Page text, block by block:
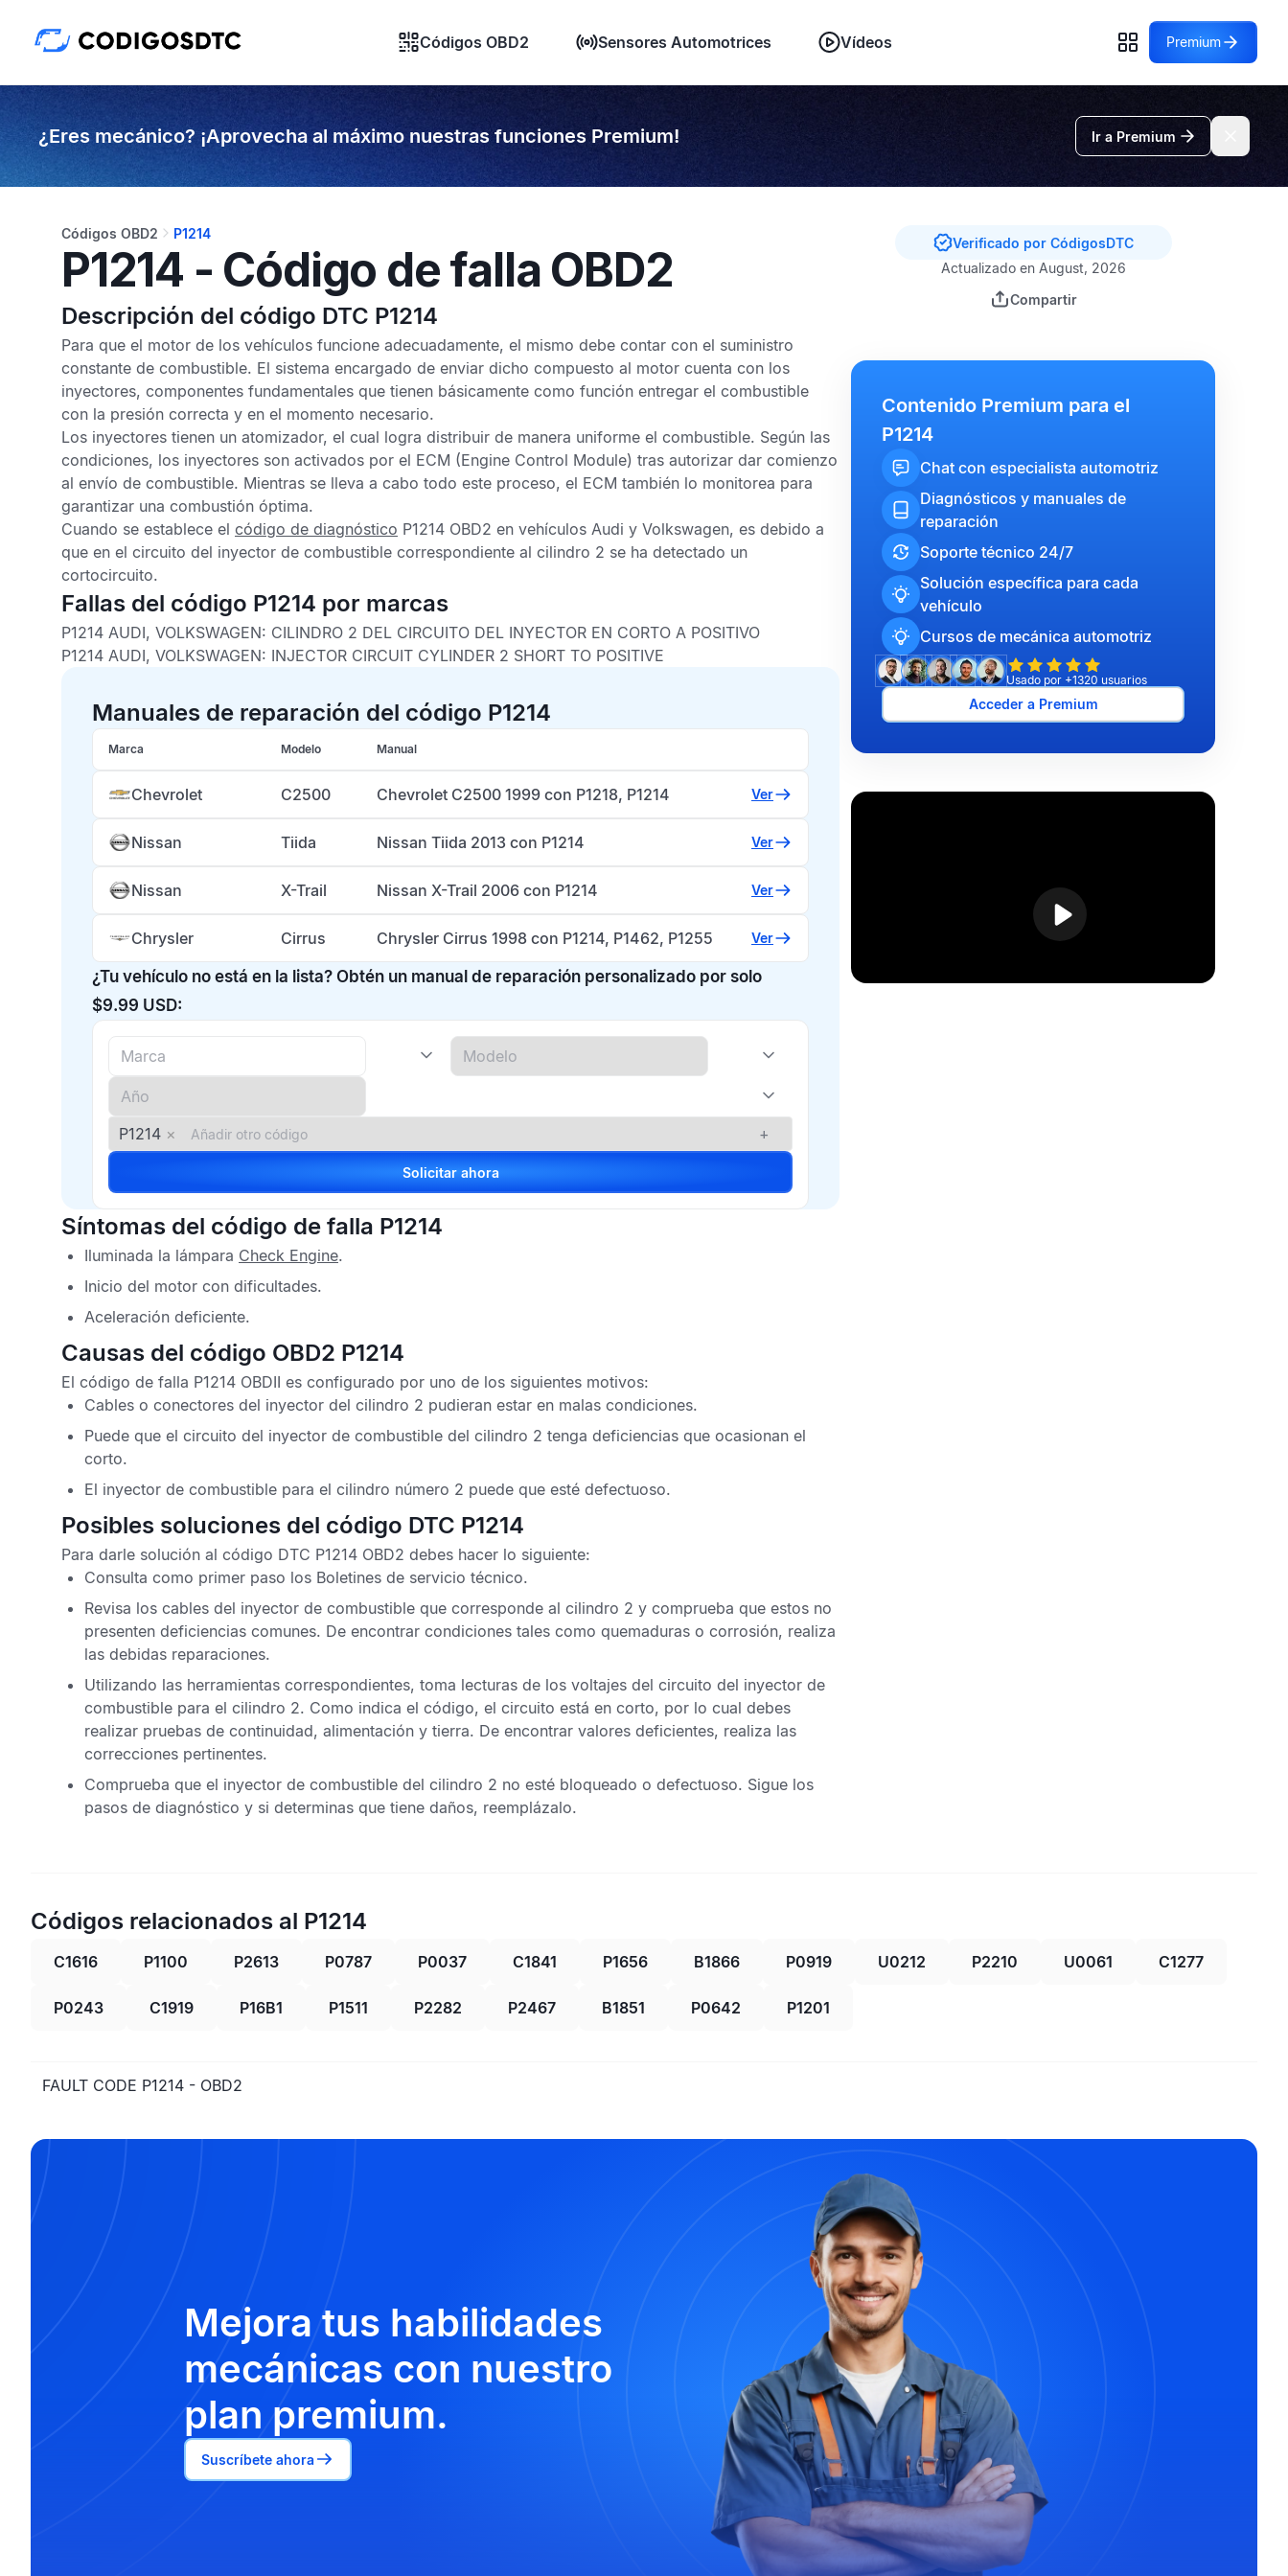
Códigos OBD2 Sensores Automotrices Vídeos Premium
¿Eres mecánico? ¡Aprovecha al máximo nuestras funciones Premium! Ir a Premium
Códigos OBD2 P1214
P1214 - Código de falla OBD2
Descripción del código DTC P1214
Para que el motor de los vehículos funcione adecuadamente, el mismo debe contar con el suministro
constante de combustible. El sistema encargado de enviar dicho compuesto al motor cuenta con los
inyectores, componentes fundamentales que tienen básicamente como función entregar el combustible
con la presión correcta y en el momento necesario.
Los inyectores tienen un atomizador, el cual logra distribuir de manera uniforme el combustible. Según las
condiciones, los inyectores son activados por el ECM (Engine Control Module) tras autorizar dar comienzo
al envío de combustible. Mientras se lleva a cabo todo este proceso, el ECM también lo monitorea para
garantizar una combustión óptima.
Cuando se establece el código de diagnóstico P1214 OBD2 en vehículos Audi y Volkswagen, es debido a
que en el circuito del inyector de combustible correspondiente al cilindro 2 se ha detectado un
cortocircuito.
Fallas del código P1214 por marcas
P1214 AUDI, VOLKSWAGEN: CILINDRO 2 DEL CIRCUITO DEL INYECTOR EN CORTO A POSITIVO
P1214 AUDI, VOLKSWAGEN: INJECTOR CIRCUIT CYLINDER 2 SHORT TO POSITIVE
Manuales de reparación del código P1214
Marca Modelo Manual
Chevrolet C2500 Chevrolet C2500 1999 con P1218, P1214 Ver
Nissan Tiida Nissan Tiida 2013 con P1214 Ver
Nissan X-Trail Nissan X-Trail 2006 con P1214 Ver
Chrysler Cirrus Chrysler Cirrus 1998 con P1214, P1462, P1255 Ver
¿Tu vehículo no está en la lista? Obtén un manual de reparación personalizado por solo
$9.99 USD:
P1214 × +
Solicitar ahora
Síntomas del código de falla P1214
Iluminada la lámpara Check Engine.
Inicio del motor con dificultades.
Aceleración deficiente.
Causas del código OBD2 P1214
El código de falla P1214 OBDII es configurado por uno de los siguientes motivos:
Cables o conectores del inyector del cilindro 2 pudieran estar en malas condiciones.
Puede que el circuito del inyector de combustible del cilindro 2 tenga deficiencias que ocasionan el
corto.
El inyector de combustible para el cilindro número 2 puede que esté defectuoso.
Posibles soluciones del código DTC P1214
Para darle solución al código DTC P1214 OBD2 debes hacer lo siguiente:
Consulta como primer paso los Boletines de servicio técnico.
Revisa los cables del inyector de combustible que corresponde al cilindro 2 y comprueba que estos no
presenten deficiencias comunes. De encontrar condiciones tales como quemaduras o corrosión, realiza
las debidas reparaciones.
Utilizando las herramientas correspondientes, toma lecturas de los voltajes del circuito del inyector de
combustible para el cilindro 2. Como indica el código, el circuito está en corto, por lo cual debes
realizar pruebas de continuidad, alimentación y tierra. De encontrar valores deficientes, realiza las
correcciones pertinentes.
Comprueba que el inyector de combustible del cilindro 2 no esté bloqueado o defectuoso. Sigue los
pasos de diagnóstico y si determinas que tiene daños, reemplázalo.
Verificado por CódigosDTC
Actualizado en August, 2026
Compartir
Contenido Premium para el
P1214
Chat con especialista automotriz
Diagnósticos y manuales de
reparación
Soporte técnico 24/7
Solución específica para cada
vehículo
Cursos de mecánica automotriz
Usado por +1320 usuarios
Acceder a Premium
Códigos relacionados al P1214
C1616 P1100 P2613 P0787 P0037 C1841 P1656 B1866 P0919 U0212 P2210 U0061 C1277
P0243 C1919 P16B1 P1511 P2282 P2467 B1851 P0642 P1201
FAULT CODE P1214 - OBD2
Mejora tus habilidades
mecánicas con nuestro
plan premium.
Suscríbete ahora